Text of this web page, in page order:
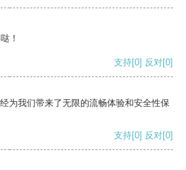
！
支持[0] 反对[0]
为我们带来了无限的流畅体验和安全性保
支持[0] 反对[0]